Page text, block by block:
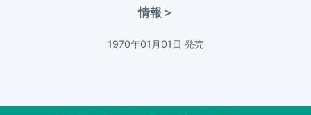
情報＞
1970年01月01日 発売